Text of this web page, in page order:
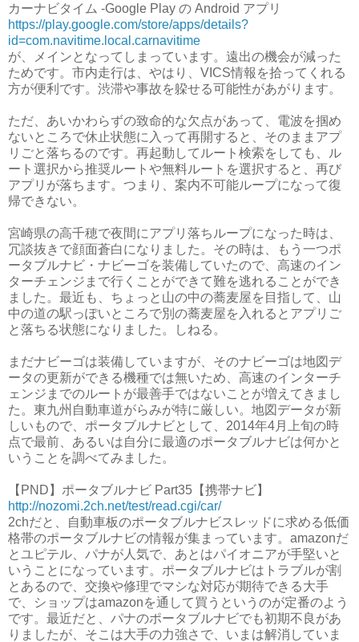
カーナビタイム -Google Play の Android アプリ
https://play.google.com/store/apps/details?
id=com.navitime.local.carnavitime
が、メインとなってしまっています。遠出の機会が減った
ためです。市内走行は、やはり、VICS情報を拾ってくれる
方が便利です。渋滞や事故を躱せる可能性があがります。
ただ、あいかわらずの致命的な欠点があって、電波を掴め
ないところで休止状態に入って再開すると、そのままアプ
リごと落ちるのです。再起動してルート検索をしても、ル
ート選択から推奨ルートや無料ルートを選択すると、再び
アプリが落ちます。つまり、案内不可能ループになって復
帰できない。
宮崎県の高千穂で夜間にアプリ落ちループになった時は、
冗談抜きで顔面蒼白になりました。その時は、もう一つポ
ータブルナビ・ナビーゴを装備していたので、高速のイン
ターチェンジまで行くことができて難を逃れることができ
ました。最近も、ちょっと山の中の蕎麦屋を目指して、山
中の道の駅っぽいところで別の蕎麦屋を入れるとアプリご
と落ちる状態になりました。しねる。
まだナビーゴは装備していますが、そのナビーゴは地図デ
ータの更新ができる機種では無いため、高速のインターチ
ェンジまでのルートが最善手ではないことが増えてきまし
た。東九州自動車道がらみが特に厳しい。地図データが新
しいもので、ポータブルナビとして、2014年4月上旬の時
点で最前、あるいは自分に最適のポータブルナビは何かと
いうことを調べてみました。
【PND】ポータブルナビ Part35【携帯ナビ】
http://nozomi.2ch.net/test/read.cgi/car/
2chだと、自動車板のポータブルナビスレッドに求める低価
格帯のポータブルナビの情報が集まっています。amazonだ
とユピテル、パナが人気で、あとはパイオニアが手堅いと
いうことになっています。ポータブルナビはトラブルが割
とあるので、交換や修理でマシな対応が期待できる大手
で、ショップはamazonを通して買うというのが定番のよう
です。最近だと、パナのポータブルナビでも初期不良があ
りましたが、そこは大手の力強さで、いまは解消していま